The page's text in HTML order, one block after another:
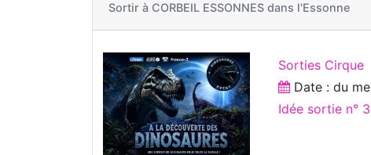
Sortir à CORBEIL ESSONNES dans l'Essonne
Sorties Cirque
Date : du
Idée sortie n°